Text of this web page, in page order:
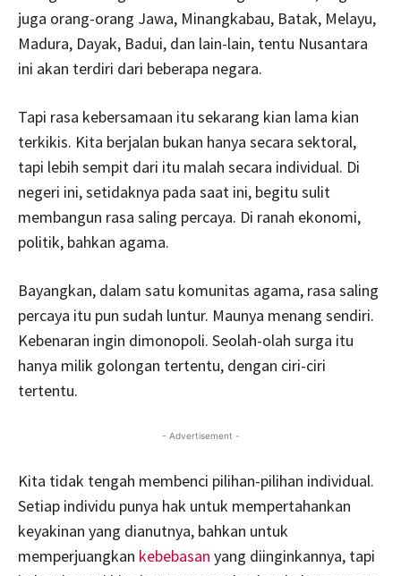
juga orang-orang Jawa, Minangkabau, Batak, Melayu,
Madura, Dayak, Badui, dan lain-lain, tentu Nusantara
ini akan terdiri dari beberapa negara.
Tapi rasa kebersamaan itu sekarang kian lama kian
terkikis. Kita berjalan bukan hanya secara sektoral,
tapi lebih sempit dari itu malah secara individual. Di
negeri ini, setidaknya pada saat ini, begitu sulit
membangun rasa saling percaya. Di ranah ekonomi,
politik, bahkan agama.
Bayangkan, dalam satu komunitas agama, rasa saling
percaya itu pun sudah luntur. Maunya menang sendiri.
Kebenaran ingin dimonopoli. Seolah-olah surga itu
hanya milik golongan tertentu, dengan ciri-ciri
tertentu.
- Advertisement -
Kita tidak tengah membenci pilihan-pilihan individual.
Setiap individu punya hak untuk mempertahankan
keyakinan yang dianutnya, bahkan untuk
memperjuangkan kebebasan yang diinginkannya, tapi